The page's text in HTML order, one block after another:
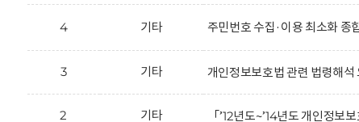
4 기타 주민번호 수집·이용 최소화 종
3 기타 개인정보보호법 관련 법령해석
2 기타 「’12년도~’14년도 개인정보